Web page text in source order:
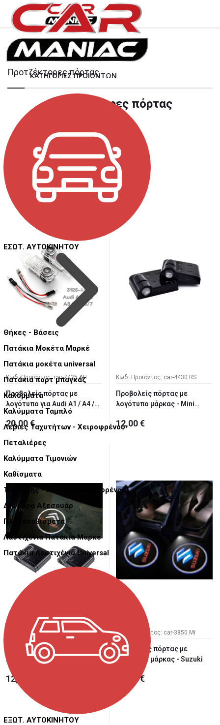
ΚΑΤΗΓΟΡΙΕΣ ΠΡΟΙΟΝΤΩΝ
ΕΣΩΤ. ΑΥΤΟΚΙΝΗΤΟΥ
Θήκες - Βάσεις
Πατάκια Μοκέτα Μαρκέ
Πατάκια μοκέτα universal
Πατάκια πορτ μπαγκάζ
Καλύμματα
Καλύμματα Ταμπλό
Λεβιές Ταχυτήτων - Χειροφρένου
Πεταλιέρες
Καλύμματα Τιμονιών
Καθίσματα
Τεμπέλης - Κονσόλα Χειροφρένου
Διάφορα Αξεσουάρ
Πλατοκαθίσματα
Λαστιχένια Πατάκια Μαρκέ
Πατάκια Λαστιχένια Universal
ΕΞΩΤ. ΑΥΤΟΚΙΝΗΤΟΥ
Προτζέκτορες πόρτας
Προτζέκτορες πόρτας
Φίλτρα
Κωδ. Προϊόντος: car-7425 AH
Προβολείς πόρτας με
λογότυπο για Audi A1 / A4 /
A6...
20,00 €
Κωδ. Προϊόντος: car-4430 RS
Προβολείς πόρτας με
λογότυπο μάρκας - Mini
12,00 €
Κωδ. Προϊόντος: car-4000 RS
Προβολείς πόρτας με
λογότυπο μάρκας - Citroen
12,00 €
Κωδ. Προϊόντος: car-3850 Mi
Προβολείς πόρτας με
λογότυπο μάρκας - Suzuki
12,00 €